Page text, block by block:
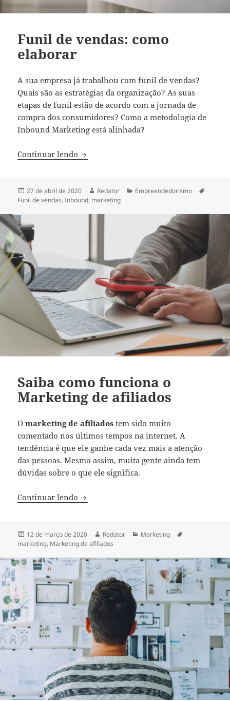
Funil de vendas: como
elaborar
A sua empresa já trabalhou com funil de vendas?
Quais são as estratégias da organização? As suas
etapas de funil estão de acordo com a jornada de
compra dos consumidores? Como a metodologia de
Inbound Marketing está alinhada?
Continuar lendo Funil de vendas: como elaborar
Publicado
em
27 de abril de 2020 Autor
Redator Categorias
Empreendedorismo
Funil de vendas,Inbound, marketing
Saiba como funciona o
Marketing de afiliados
Omarketing de afiliados tem sido muito
comentado nos últimos tempos na internet. A
tendência é que ele ganhe cada vez mais a atenção
das pessoas. Mesmo assim, muita gente ainda tem
dúvidas sobre o que ele significa.
Continuar lendo Saiba como funciona o Marketing de
Publicado
em
12 de março de 2020 Autor
Redator Categorias
Marketing
marketing, Marketing de afiliados